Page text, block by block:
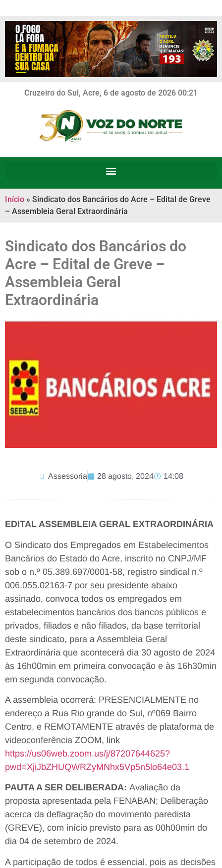
Cruzeiro do Sul, Acre, 6 de agosto de 2026 00:21
Início » Sindicato dos Bancários do Acre – Edital de Greve
– Assembleia Geral Extraordinária
Sindicato dos Bancários do
Acre – Edital de Greve –
Assembleia Geral
Extraordinária
Assessoria 28 agosto, 2024 14:08
EDITAL ASSEMBLEIA GERAL EXTRAORDINÁRIA
O Sindicato dos Empregados em Estabelecimentos
Bancários do Estado do Acre, inscrito no CNPJ/MF
sob o n.º 05.389.697/0001-58, registro sindical n.º
006.055.02163-7 por seu presidente abaixo
assinado, convoca todos os empregados em
estabelecimentos bancários dos bancos públicos e
privados, filiados e não filiados, da base territorial
deste sindicato, para a Assembleia Geral
Extraordinária que acontecerá dia 30 agosto de 2024
às 16h00min em primeira convocação e às 16h30min
em segunda convocação.
A assembleia ocorrerá: PRESENCIALMENTE no
endereço a Rua Rio grande do Sul, nº069 Bairro
Centro, e REMOTAMENTE através de plataforma de
videoconferência ZOOM, link
https://us06web.zoom.us/j/87207644625?
pwd=XjiJbZHUQWRZyMNhx5Vp5n5lo64e03.1
PAUTA A SER DELIBERADA: Avaliação da
proposta apresentada pela FENABAN; Deliberação
acerca da deflagração do movimento paredista
(GREVE), com início previsto para as 00h00min do
dia 04 de setembro de 2024.
A participação de todos é essencial, pois as decisões